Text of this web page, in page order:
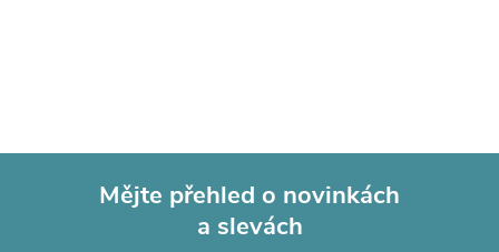
Mějte přehled o novinkách
a slevách